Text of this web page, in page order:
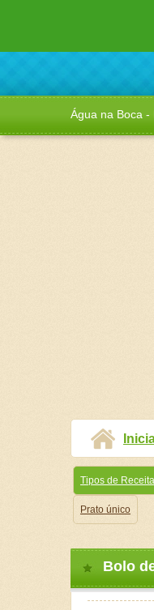
Água na Boca -
Tipos de
Prato único
Bolo